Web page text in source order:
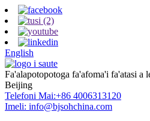
English
Fa'alapotopotoga fa'afoma'i fa'atasi a
Beijing
Telefoni Mai:+86 4006313120
Imeli: info@bjsohchina.com